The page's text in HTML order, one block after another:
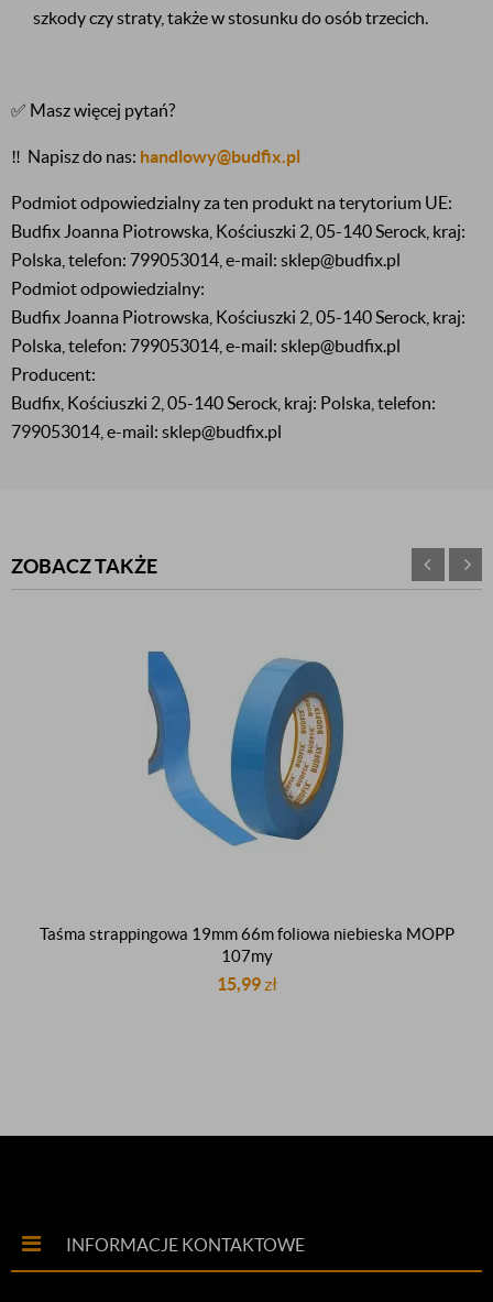
szkody czy straty, także w stosunku do osób trzecich.
✅ Masz więcej pytań?
‼️ Napisz do nas: handlowy@budfix.pl
Podmiot odpowiedzialny za ten produkt na terytorium UE:
Budfix Joanna Piotrowska, Kościuszki 2, 05-140 Serock, kraj:
Polska, telefon: 799053014, e-mail: sklep@budfix.pl
Podmiot odpowiedzialny:
Budfix Joanna Piotrowska, Kościuszki 2, 05-140 Serock, kraj:
Polska, telefon: 799053014, e-mail: sklep@budfix.pl
Producent:
Budfix, Kościuszki 2, 05-140 Serock, kraj: Polska, telefon:
799053014, e-mail: sklep@budfix.pl
ZOBACZ TAKŻE
Taśma strappingowa 19mm 66m foliowa niebieska MOPP
107my
15,99zł
INFORMACJE KONTAKTOWE